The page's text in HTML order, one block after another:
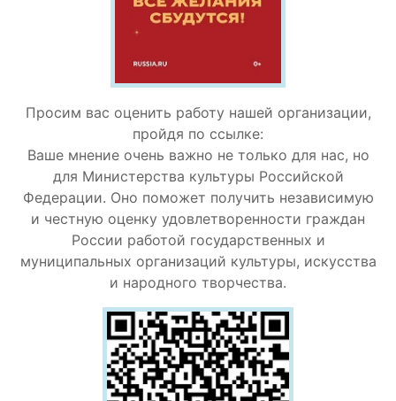
Просим вас оценить работу нашей организации,
пройдя по ссылке:
Ваше мнение очень важно не только для нас, но
для Министерства культуры Российской
Федерации. Оно поможет получить независимую
и честную оценку удовлетворенности граждан
России работой государственных и
муниципальных организаций культуры, искусства
и народного творчества.